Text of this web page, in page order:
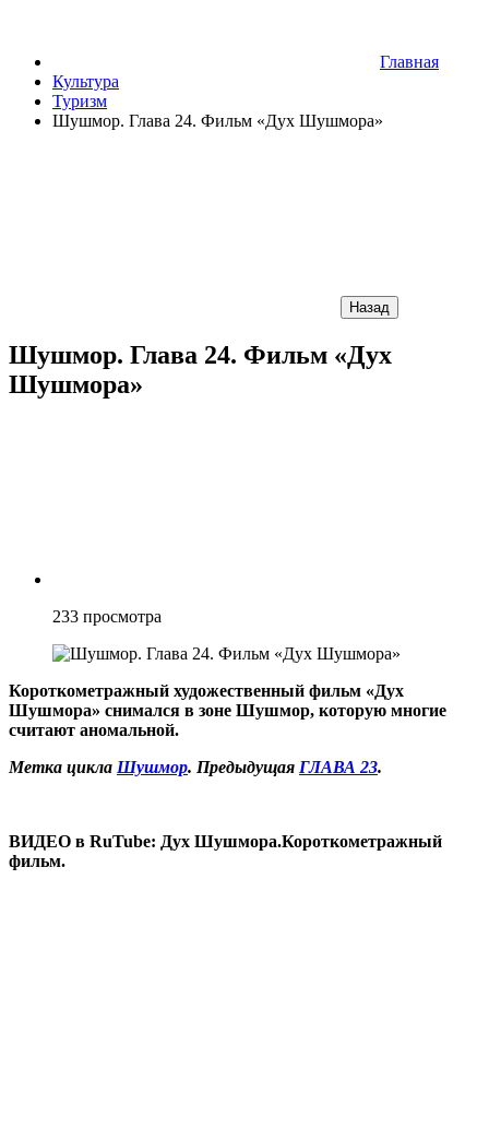
Главная
Культура
Туризм
Шушмор. Глава 24. Фильм «Дух Шушмора»
Назад
Шушмор. Глава 24. Фильм «Дух
Шушмора»
233 просмотра
Короткометражный художественный фильм «Дух
Шушмора» снимался в зоне Шушмор, которую многие
считают аномальной.
Метка цикла Шушмор. Предыдущая ГЛАВА 23.
ВИДЕО в RuTube: Дух Шушмора.Короткометражный
фильм.